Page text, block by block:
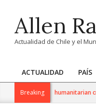
contentAllen
Actualidad de Chile y el
Primary
Navigation
ACTUALIDAD PAÍS
Breaking
sanctions as humanitarian crisis